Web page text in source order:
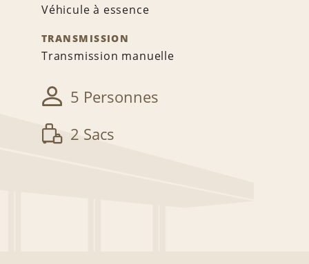
Véhicule à essence
TRANSMISSION
Transmission manuelle
5 Personnes
2 Sacs